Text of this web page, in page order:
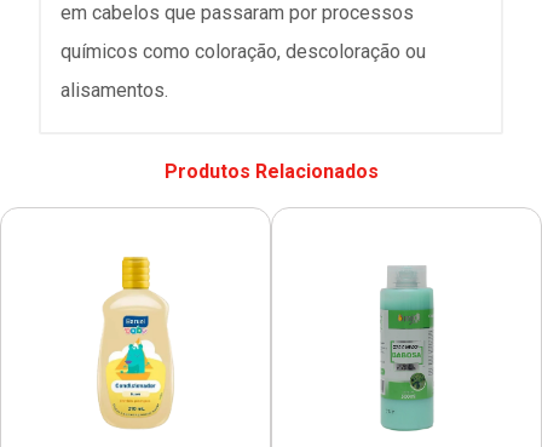
em cabelos que passaram por processos
químicos como coloração, descoloração ou
alisamentos.
Produtos Relacionados